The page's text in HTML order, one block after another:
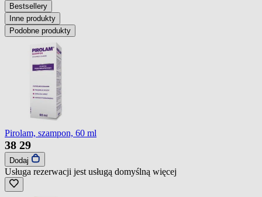
Bestsellery
Inne produkty
Podobne produkty
Pirolam, szampon, 60 ml
38 29
Dodaj
Usługa rezerwacji jest usługą domyślną więcej